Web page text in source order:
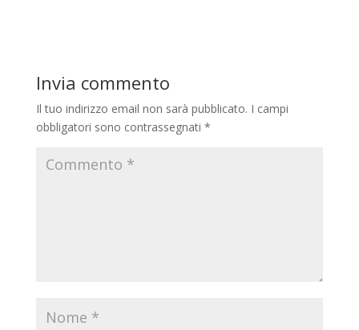
Invia commento
Il tuo indirizzo email non sarà pubblicato. I campi
obbligatori sono contrassegnati *